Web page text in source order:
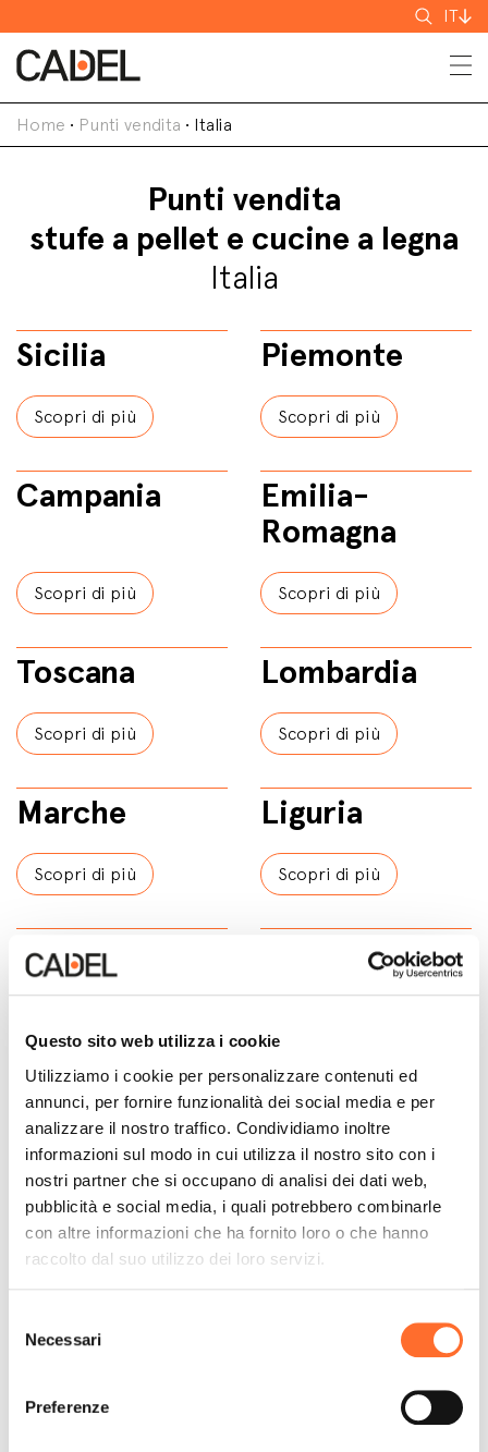
Questo sito web utilizza i cookie
Utilizziamo i cookie per personalizzare contenuti ed
annunci, per fornire funzionalità dei social media e per
analizzare il nostro traffico. Condividiamo inoltre
informazioni sul modo in cui utilizza il nostro sito con i
nostri partner che si occupano di analisi dei dati web,
pubblicità e social media, i quali potrebbero combinarle
con altre informazioni che ha fornito loro o che hanno
raccolto dal suo utilizzo dei loro servizi.
delNecessari
Preferenze
Cerca
IT
Home • Punti vendita • Italia
Punti vendita
stufe a pellet e cucine a legna
Italia
Sicilia
Scopri di più
Piemonte
Scopri di più
Campania
Scopri di più
Emilia-
Romagna
Scopri di più
Toscana
Scopri di più
Lombardia
Scopri di più
Marche
Scopri di più
Liguria
Scopri di più
Calabria
Veneto
Scopri di più
Trentino-Alto
Adige
Scopri di più
Umbria
Friuli-Venezia